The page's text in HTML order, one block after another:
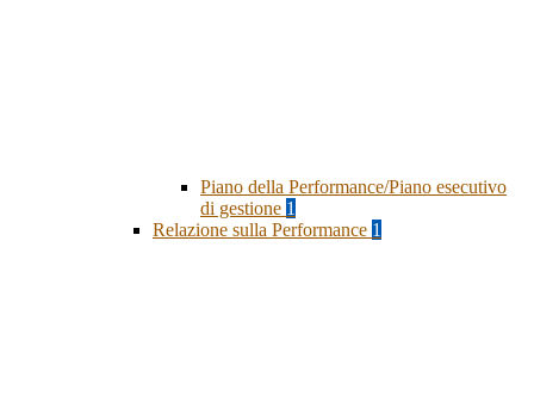
Piano della Performance/Piano esecutivo
di gestione 1
Relazione sulla Performance 1